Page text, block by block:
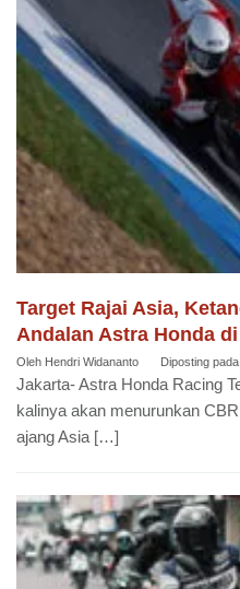
Target Rajai Asia,
Andalan Astra Honda di
Oleh Hendri Widananto Diposting pada
Jakarta- Astra Honda Racing
kalinya akan menurunkan
ajang Asia […]